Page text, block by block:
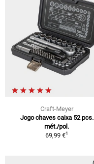
Craft-Meyer
Jogo chaves caixa 52 pcs.
mét./pol.
69,99 €1